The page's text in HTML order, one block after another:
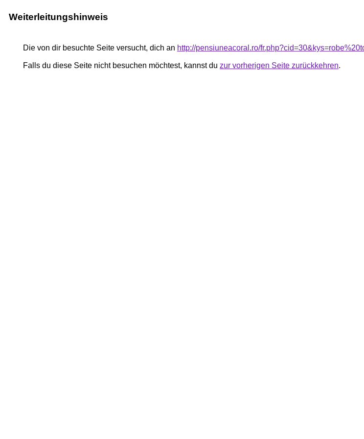
Weiterleitungshinweis
Die von dir besuchte Seite versucht, dich an http://pensiuneacoral.ro/
Falls du diese Seite nicht besuchen möchtest, kannst du zur vorherigen Seite zurückkehren.